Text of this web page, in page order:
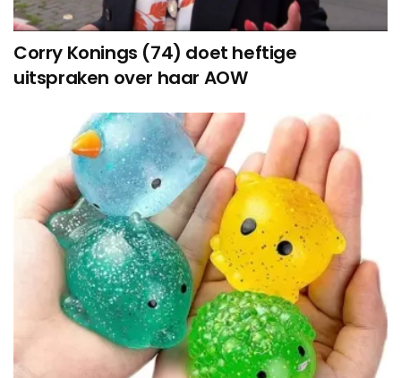
Corry Konings (74) doet heftige
uitspraken over haar AOW